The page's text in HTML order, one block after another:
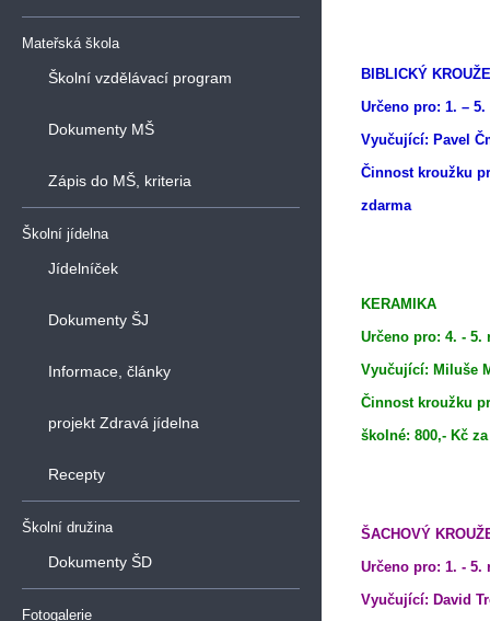
Mateřská škola
Školní vzdělávací program
Dokumenty MŠ
Zápis do MŠ, kriteria
Školní jídelna
Jídelníček
Dokumenty ŠJ
Informace, články
projekt Zdravá jídelna
Recepty
Školní družina
Dokumenty ŠD
Fotogalerie
BIBLICKÝ
Určeno pro: 1. –
Vyučující: Pavel
Činnost kroužku
zdarma
KERAMIKA
Určeno pro: 4. - 5.
Vyučující: Miluše
Činnost kroužku
školné: 800,- Kč
ŠACHOVÝ
Určeno pro: 1. - 5.
Vyučující: David